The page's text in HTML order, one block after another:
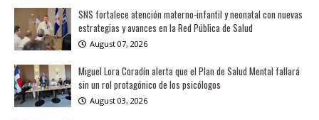
SNS fortalece atención materno-infantil y neonatal con nuevas
estrategias y avances en la Red Pública de Salud
August 07, 2026
Miguel Lora Coradín alerta que el Plan de Salud Mental fallará
sin un rol protagónico de los psicólogos
August 03, 2026